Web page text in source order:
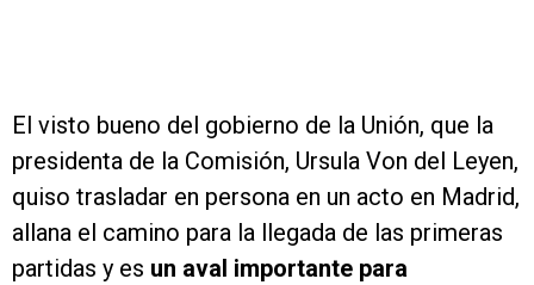
El visto bueno del gobierno de la Unión, que la
presidenta de la Comisión, Ursula Von del Leyen,
quiso trasladar en persona en un acto en Madrid,
allana el camino para la llegada de las primeras
partidas y es un aval importante para